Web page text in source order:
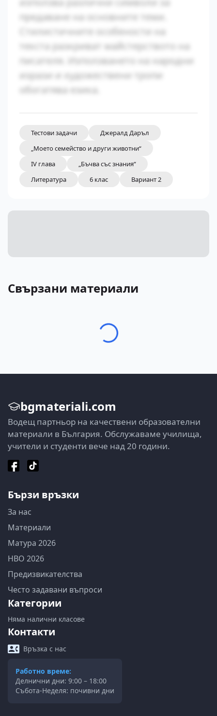
предаване на основните теми.
Стилистичните особености на
текста разкриват майстерството на
писателя. Използването на народни
изрази и художествени тропи
обогатява езика.
Тестови задачи
Джералд Даръл
„Моето семейство и други животни“
IV глава
„Бъчва със знания“
Литература
6 клас Вариант 2
Свързани материали
bgmateriali.com
Водещ партньор на качествени образователни
материали в България. Обслужаваме училища,
учители и студенти вече над 20 години.
Бързи връзки
За нас
Материали
Матура 2026
НВО 2026
Предизвикателства
Често задавани въпроси
Категории
Няма налични класове
Контакти
Връзка с нас
Работно време:
Делнични дни: 9:00 – 18:00
Събота-Неделя: почивни дни